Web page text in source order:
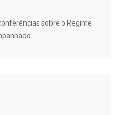
sobre o Regime